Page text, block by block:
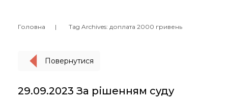
Головна Tag Archives: доплата 2000 гривень
Повернутися
29.09.2023 За рішенням суду